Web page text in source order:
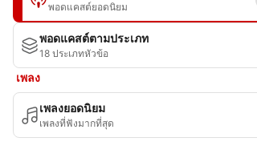
พอดแคสต์ยอดนิยม
พอดแคสต์ตามประเภท
18 ประเภทหัวข้อ
เพลง
เพลงยอดนิยม
เพลงที่ฟังมากที่สุด